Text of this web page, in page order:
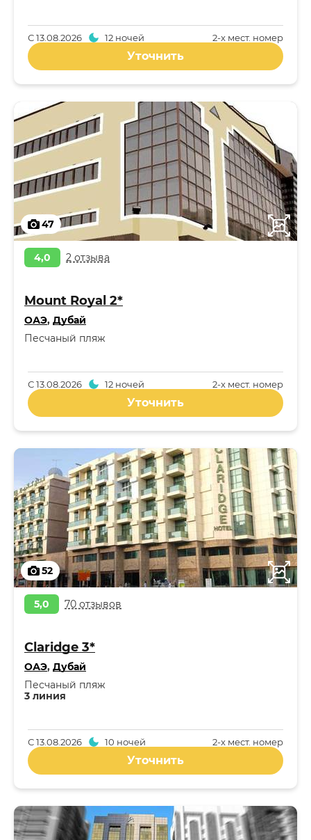
2-x мест. номер
С13.08.2026 12 ночей
Уточнить
47
4,0 2 отзыва
Mount Royal 2*
ОАЭ, Дубай
Песчаный пляж
2-x мест. номер
С13.08.2026 12 ночей
Уточнить
52
5,0 70 отзывов
Claridge 3*
ОАЭ, Дубай
3 линия
Песчаный пляж
2-x мест. номер
С13.08.2026 10 ночей
Уточнить